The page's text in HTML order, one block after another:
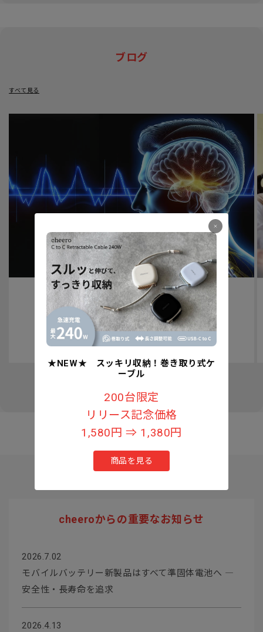
ブログ
すべて見る
認知症予防への取り組みについて
★NEW★ スッキリ収納！巻き取り式ケ
ーブル
200台限定
リリース記念価格
1,580円 ⇒ 1,380円
商品を見る
cheeroからの重要なお知らせ
2026.7.02
モバイルバッテリー新製品はすべて準固体電池へ ―
安全性・長寿命を追求
2026.4.13